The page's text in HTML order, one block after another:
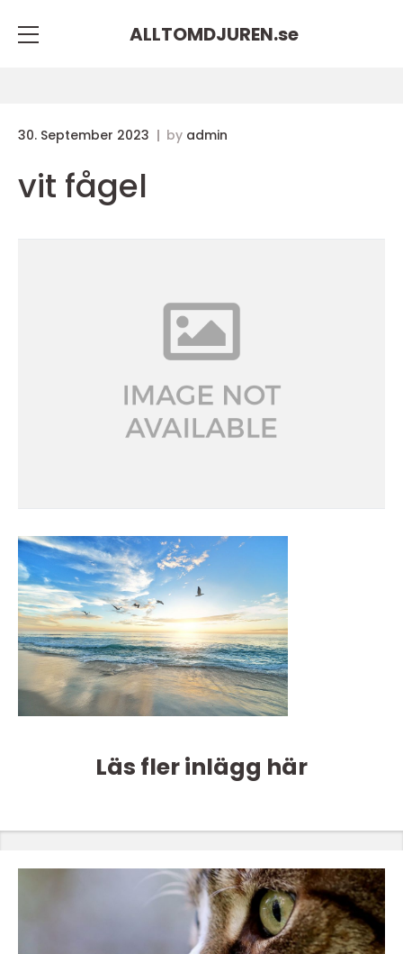
ALLTOMDJUREN.se
30. September 2023 by admin
vit fågel
Läs fler inlägg här